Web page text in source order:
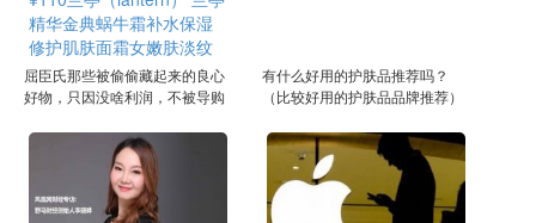
屈臣氏那些被偷偷藏起来的良心
好物，只因没啥利润，不被导购
兰亭精华金典蜗牛霜补水保湿修
护肌肤面霜女嫩肤淡纹日夜滋润
霜京东月销量500好评率98%无
理由退换官方
有什么好用的护肤品推荐吗？
（比较好用的护肤品品牌推荐）